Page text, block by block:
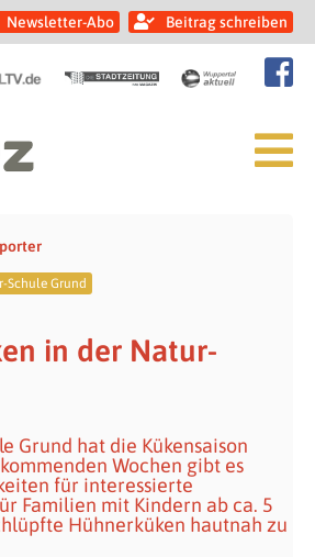
Newsletter-Abo Beitrag schreiben
Schule Grund
in der Natur-
Grund hat die Kükensaison
Wochen gibt es
für interessierte
Familien mit Kindern ab ca. 5
Hühnerküken hautnah zu